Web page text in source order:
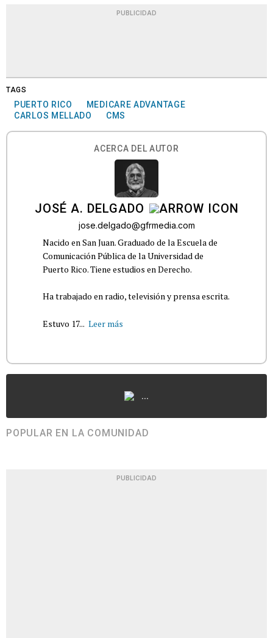
PUBLICIDAD
TAGS
PUERTO RICO
MEDICARE ADVANTAGE
CARLOS MELLADO
CMS
ACERCA DEL AUTOR
JOSÉ A. DELGADO
jose.delgado@gfrmedia.com
Nacido en San Juan. Graduado de la Escuela de
Comunicación Pública de la Universidad de
Puerto Rico. Tiene estudios en Derecho.
Ha trabajado en radio, televisión y prensa escrita.
Estuvo 17... Leer más
...
POPULAR EN LA COMUNIDAD
PUBLICIDAD